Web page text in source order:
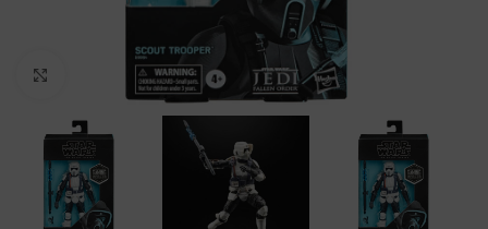
Clic para ampliar